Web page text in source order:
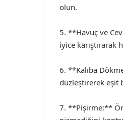
olun.
5. **Havuç ve
iyice karıştırarak
6. **Kalıba
düzleştirerek eşit
7. **Pişirme:**